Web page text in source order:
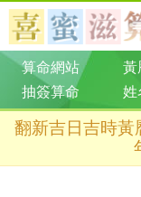
算命網站 黃
抽簽算命
姓
翻新吉日吉時